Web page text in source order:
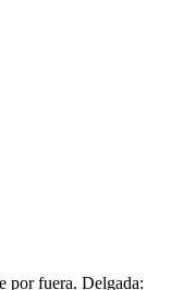
por fuera. Delgada: